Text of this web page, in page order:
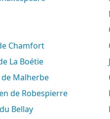
Chamfort
La Boétie
de Malherbe
de Robespierre
Bellay